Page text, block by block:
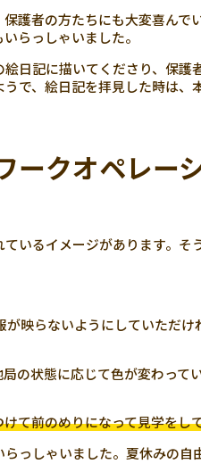
護者の方たちにも大変喜んで
らっしゃいました。
日記に描いてくださり、保護
で、絵日記を拝見した時は、
ークオペレー
いるイメージがあります。そ
映らないようにしていただ
の状態に応じて色が変わって
て前のめりになって見学をし
っしゃいました。夏休みの自